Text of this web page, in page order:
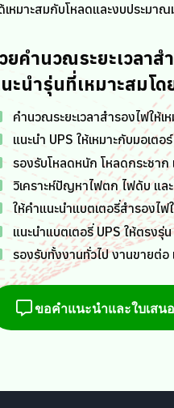
เหมาะสมกับโหลดและงบประมา
ยคำนวณระยะเวลาส
ะนำรุ่นที่เหมาะสมโ
คำนวณระยะเวลาสำรองไฟให้เ
แนะนำ UPS ให้เหมาะกับมอเต
รองรับโหลดหนัก โหลดกระชา
วิเคราะห์ปัญหาไฟตก ไฟดับ แล
ให้คำแนะนำแบตเตอรี่สำรองไฟ
แนะนำแบตเตอรี่ UPS ให้ตรงรุ่น
รองรับทั้งงานทั่วไป งานขายต่อ
ขอคำแนะนำและใบเสน